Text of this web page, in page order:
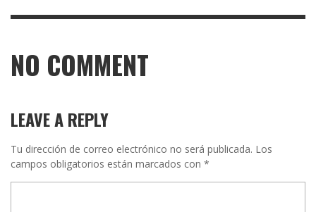
NO COMMENT
LEAVE A REPLY
Tu dirección de correo electrónico no será publicada. Los
campos obligatorios están marcados con *